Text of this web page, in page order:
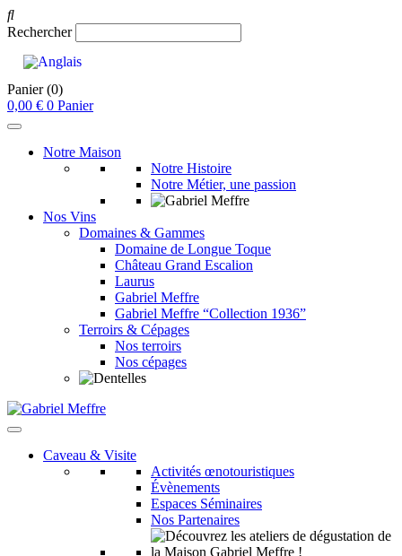
Rechercher
Panier (0)
0,00 € 0 Panier
Notre Maison
Notre Histoire
Notre Métier, une passion
Nos Vins
Domaines & Gammes
Domaine de Longue Toque
Château Grand Escalion
Laurus
Gabriel Meffre
Gabriel Meffre “Collection 1936”
Terroirs & Cépages
Nos terroirs
Nos cépages
Caveau & Visite
Activités œnotouristiques
Évènements
Espaces Séminaires
Nos Partenaires